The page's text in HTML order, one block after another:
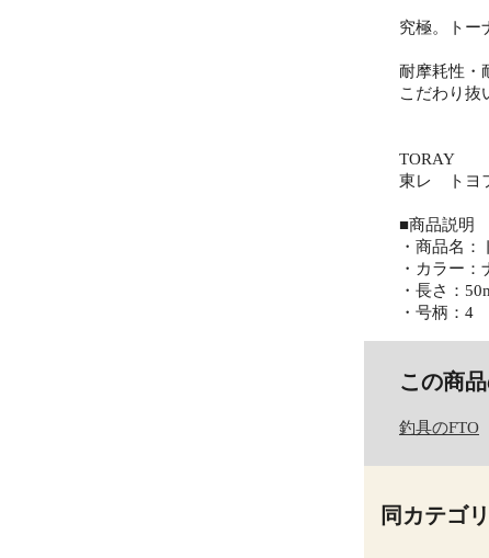
究極。トー
耐摩耗性・
こだわり抜
TORAY
東レ トヨ
■商品説明
・商品名
・カラー：
・長さ：
・号柄：4
この商
釣具のFTO
同カテゴ